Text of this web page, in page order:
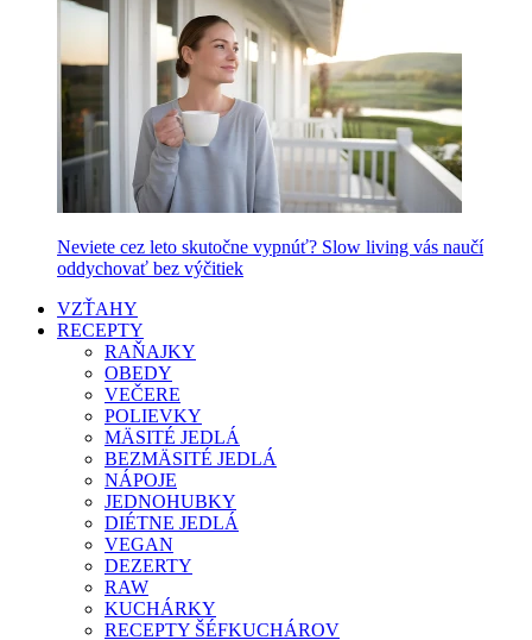
Neviete cez leto skutočne vypnúť? Slow living vás naučí
oddychovať bez výčitiek
VZŤAHY
RECEPTY
RAŇAJKY
OBEDY
VEČERE
POLIEVKY
MÄSITÉ JEDLÁ
BEZMÄSITÉ JEDLÁ
NÁPOJE
JEDNOHUBKY
DIÉTNE JEDLÁ
VEGAN
DEZERTY
RAW
KUCHÁRKY
RECEPTY ŠÉFKUCHÁROV